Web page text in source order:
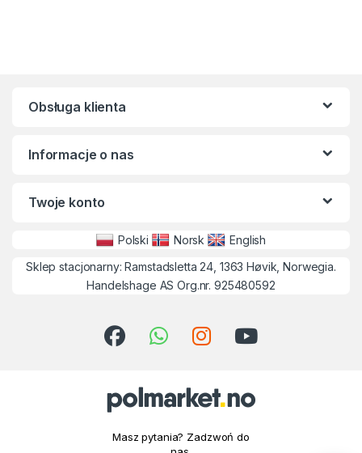
Obsługa klienta
Informacje o nas
Twoje konto
Polski Norsk
English
Sklep stacjonarny: Ramstadsletta 24, 1363 Høvik, Norwegia.
Handelshage AS Org.nr. 925480592
Masz pytania? Zadzwoń do